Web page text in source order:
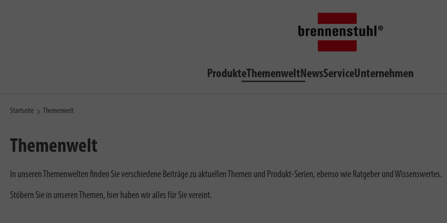
ProdukteThemenweltNewsServiceUnternehmen
Startseite Themenwelt
Themenwelt
In unseren Themenwelten finden Sie verschiedene Beiträge zu aktuellen Themen und Produkt-Serien, ebenso wie Ratgeber und Wissenswertes.
Stöbern Sie in unseren Themen, hier haben wir alles für Sie vereint.